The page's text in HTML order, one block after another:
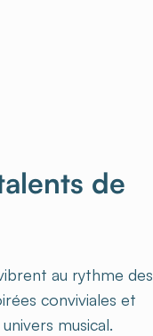
de
au rythme des
conviviales et
musical.